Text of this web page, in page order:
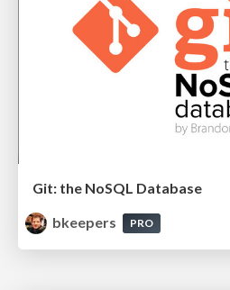
Git: the NoSQL Database
bkeepers
PRO